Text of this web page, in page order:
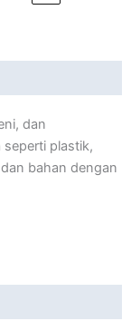
dan
plastik,
bahan dengan